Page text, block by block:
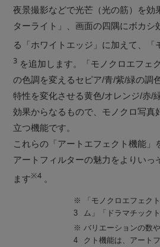
夜景撮影などで光芒（光の筋）を効
ターライト」、画面の四隅にボカシ
る「ホワイトエッジ」に加えて、「
3 を追加します。「モノクロエフェ
の色調を変えるセピア/青/紫/緑の調
特性を変化させる黄色/オレンジ/赤/
効果からなるもので、モノクロ写真
立つ機能です。
これらの「アートエフェクト機能」
アートフィルターの魅力をよりいっ
ます※4 。
※
3
「モノクロエフェク
ム」「ドラマチック
※
4
バリエーションの数
クト機能は、アート